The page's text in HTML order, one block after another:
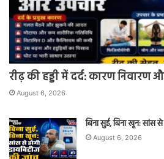
रीढ़ की हड्डी में दर्द: कारण निवारण
August 6, 2026
बिना सुई, बिना खून: सांस
August 6, 2026